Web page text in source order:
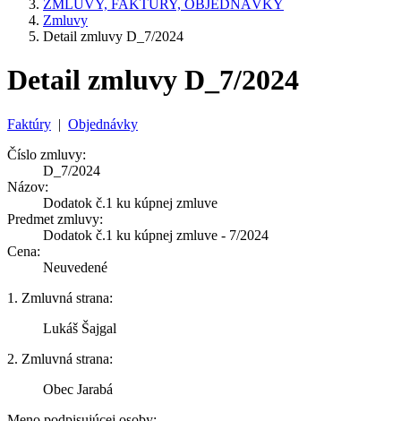
ZMLUVY, FAKTÚRY, OBJEDNÁVKY
Zmluvy
Detail zmluvy D_7/2024
Detail zmluvy D_7/2024
Faktúry | Objednávky
Číslo zmluvy:
D_7/2024
Názov:
Dodatok č.1 ku kúpnej zmluve
Predmet zmluvy:
Dodatok č.1 ku kúpnej zmluve - 7/2024
Cena:
Neuvedené
1. Zmluvná strana:
Lukáš Šajgal
2. Zmluvná strana:
Obec Jarabá